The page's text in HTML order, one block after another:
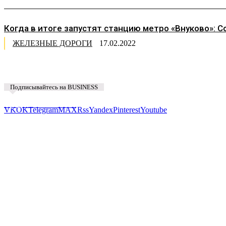
Когда в итоге запустят станцию метро «Внуково»:
ЖЕЛЕЗНЫЕ ДОРОГИ 17.02.2022
Подписывайтесь на BUSINESS
VKOKTelegramMAXRssYandexPinterestYoutube